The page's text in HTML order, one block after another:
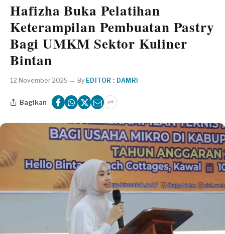
Hafizha Buka Pelatihan
Keterampilan Pembuatan Pastry
Bagi UMKM Sektor Kuliner
Bintan
12 November 2025 By EDITOR : DAMRI
Bagikan